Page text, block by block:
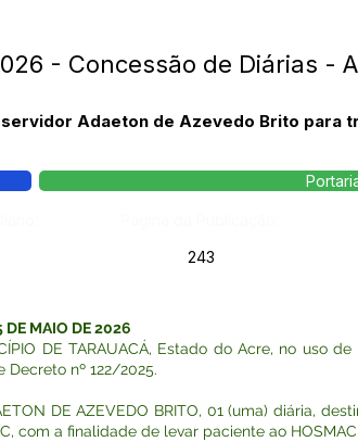
- Concessão de Diárias -
Adaeton de Azevedo Brito para
243
DE MAIO DE 2026
DE TARAUACÁ, Estado do Acre, no uso
Decreto nº 122/2025.
DE AZEVEDO BRITO, 01 (uma) diária,
com a finalidade de levar paciente ao